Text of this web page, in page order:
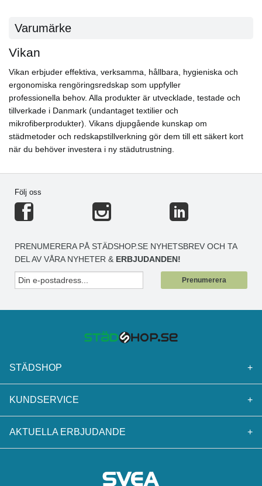
Varumärke
Vikan
Vikan erbjuder effektiva, verksamma, hållbara, hygieniska och
ergonomiska rengöringsredskap som uppfyller
professionella behov. Alla produkter är utvecklade, testade och
tillverkade i Danmark (undantaget textilier och
mikrofiberprodukter). Vikans djupgående kunskap om
städmetoder och redskapstillverkning gör dem till ett säkert kort
när du behöver investera i ny städutrustning.
Följ oss
PRENUMERERA PÅ STÄDSHOP.SE NYHETSBREV OCH TA
DEL AV VÅRA NYHETER & ERBJUDANDEN!
Prenumerera
STÄDSHOP +
KUNDSERVICE +
AKTUELLA ERBJUDANDE +